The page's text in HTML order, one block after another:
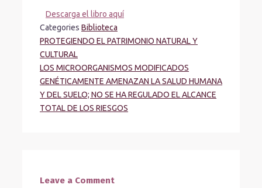
Descarga el libro aquí
Categories Biblioteca
PROTEGIENDO EL PATRIMONIO NATURAL Y
CULTURAL
LOS MICROORGANISMOS MODIFICADOS
GENÉTICAMENTE AMENAZAN LA SALUD HUMANA
Y DEL SUELO; NO SE HA REGULADO EL ALCANCE
TOTAL DE LOS RIESGOS
Leave a Comment